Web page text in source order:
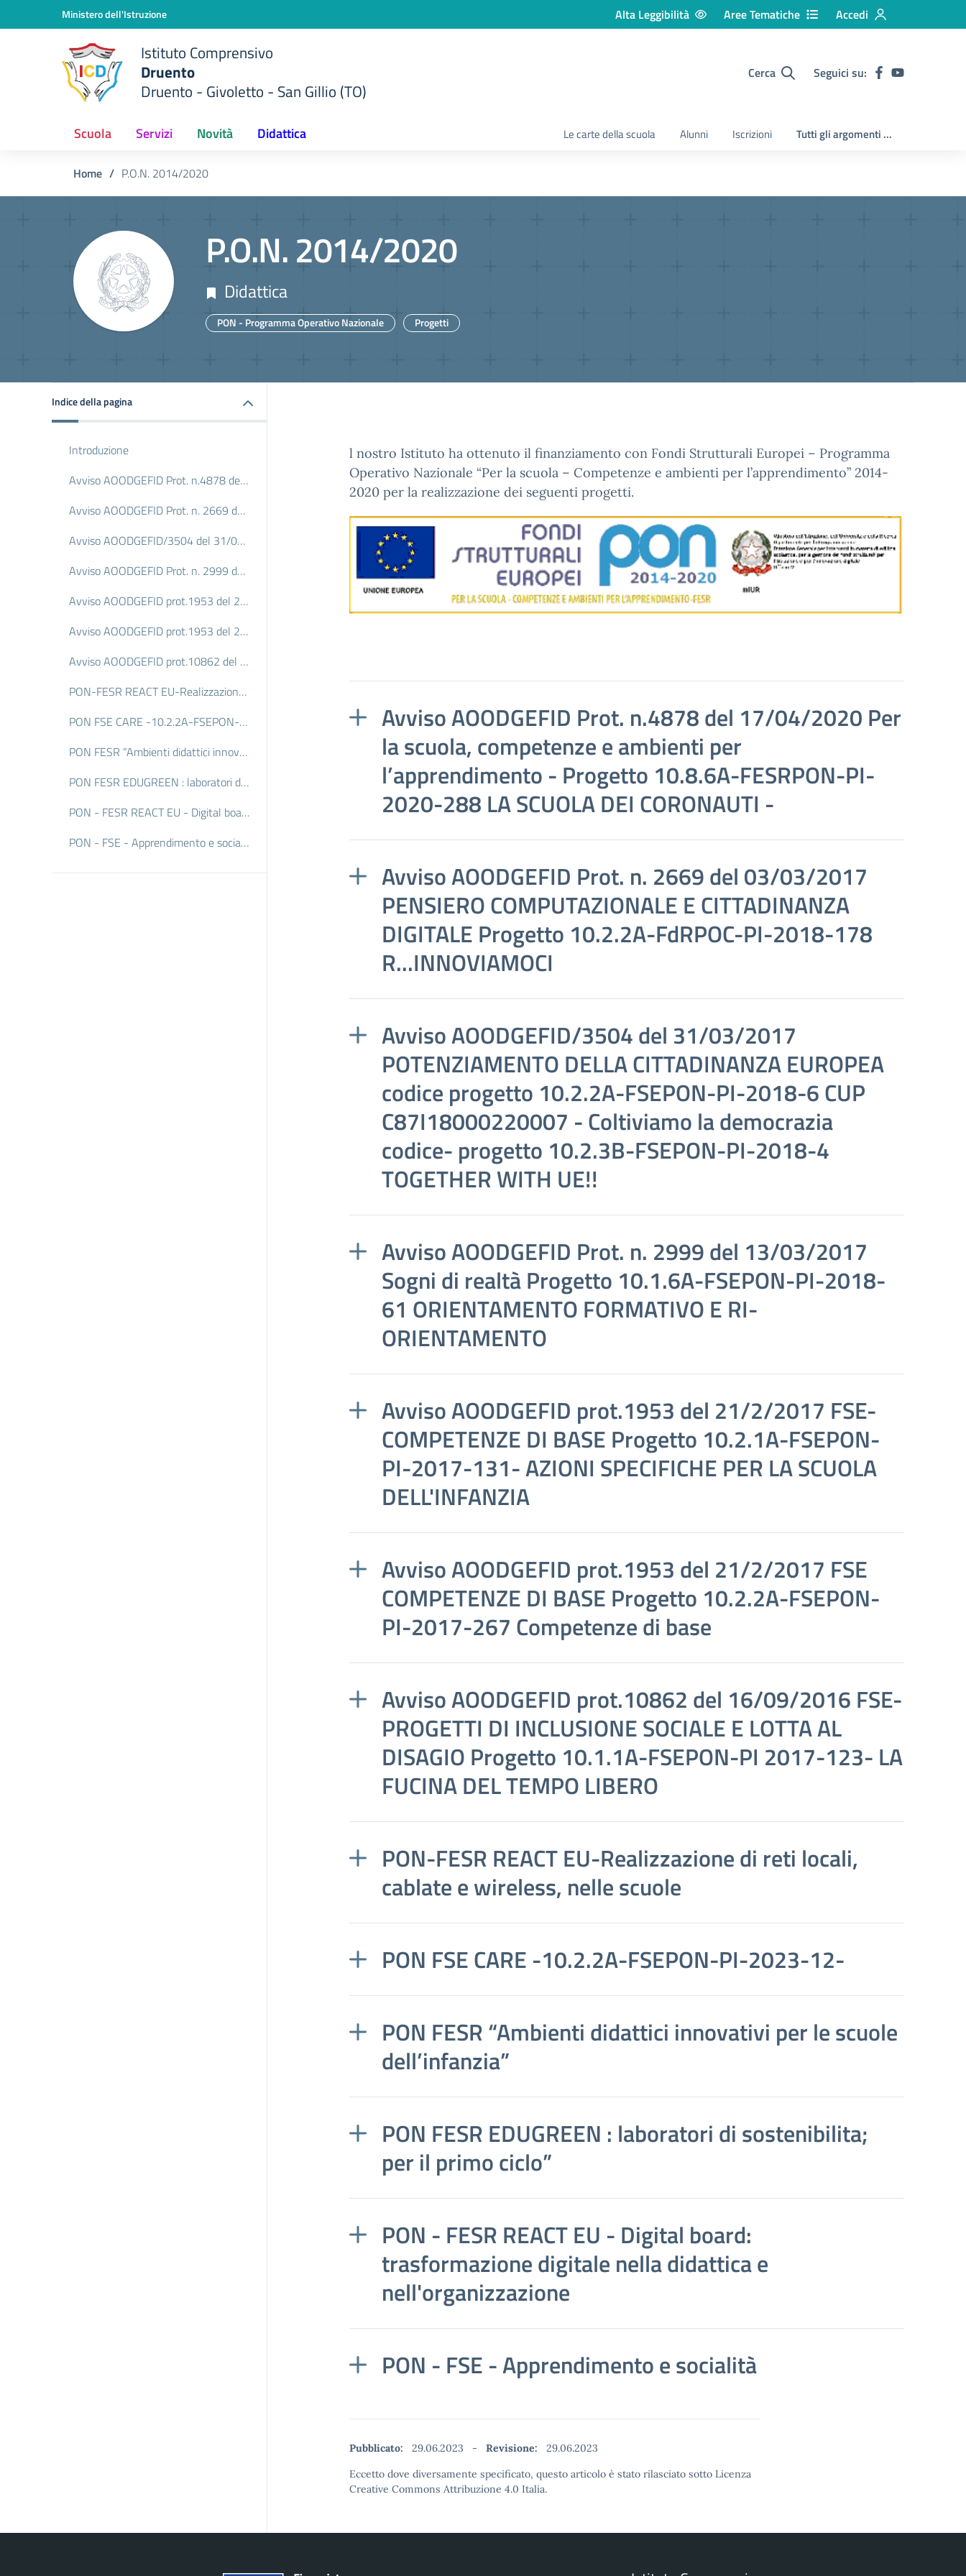
Vai ai contenuti
Vai al menu di navigazione
Ministero dell'Istruzione Alta Leggibilità Aree Tematiche Accedi
Istituto Comprensivo
Druento
Druento - Givoletto - San Gillio (TO)
Cerca Seguici su:
Scuola Servizi Novità Didattica Le carte della scuola Alunni Iscrizioni Tutti gli argomenti ...
Home / P.O.N. 2014/2020
P.O.N. 2014/2020
Didattica
PON - Programma Operativo Nazionale Progetti
Indice della pagina
Introduzione
Avviso AOODGEFID Prot. n.4878 del 17/04/2020 Per la scuola, competenze e ambienti per l’apprendimento - Progetto 10.8.6A-FESRPON-PI-2020-288 LA SCUOLA DEI CORONAUTI -
Avviso AOODGEFID Prot. n. 2669 del 03/03/2017 PENSIERO COMPUTAZIONALE E CITTADINANZA DIGITALE Progetto 10.2.2A-FdRPOC-PI-2018-178 R...INNOVIAMOCI
Avviso AOODGEFID/3504 del 31/03/2017 POTENZIAMENTO DELLA CITTADINANZA EUROPEA codice progetto 10.2.2A-FSEPON-PI-2018-6 CUP C87I18000220007 - Coltiviamo la democrazia codice- progetto 10.2.3B-FSEPON-PI-2018-4 TOGETHER WITH UE!!
Avviso AOODGEFID Prot. n. 2999 del 13/03/2017 Sogni di realtà Progetto 10.1.6A-FSEPON-PI-2018-61 ORIENTAMENTO FORMATIVO E RI-ORIENTAMENTO
Avviso AOODGEFID prot.1953 del 21/2/2017 FSE- COMPETENZE DI BASE Progetto 10.2.1A-FSEPON-PI-2017-131- AZIONI SPECIFICHE PER LA SCUOLA DELL'INFANZIA
Avviso AOODGEFID prot.1953 del 21/2/2017 FSE COMPETENZE DI BASE Progetto 10.2.2A-FSEPON-PI-2017-267 Competenze di base
Avviso AOODGEFID prot.10862 del 16/09/2016 FSE- PROGETTI DI INCLUSIONE SOCIALE E LOTTA AL DISAGIO Progetto 10.1.1A-FSEPON-PI 2017-123- LA FUCINA DEL TEMPO LIBERO
PON-FESR REACT EU-Realizzazione di reti locali, cablate e wireless, nelle scuole
PON FSE CARE -10.2.2A-FSEPON-PI-2023-12-
PON FESR “Ambienti didattici innovativi per le scuole dell’infanzia”
PON FESR EDUGREEN : laboratori di sostenibilita; per il primo ciclo”
PON - FESR REACT EU - Digital board: trasformazione digitale nella didattica e nell'organizzazione
PON - FSE - Apprendimento e socialità
l nostro Istituto ha ottenuto il finanziamento con Fondi Strutturali Europei – Programma
Operativo Nazionale “Per la scuola – Competenze e ambienti per l’apprendimento” 2014-
2020 per la realizzazione dei seguenti progetti.
Avviso AOODGEFID Prot. n.4878 del 17/04/2020 Per
la scuola, competenze e ambienti per
l’apprendimento - Progetto 10.8.6A-FESRPON-PI-
2020-288 LA SCUOLA DEI CORONAUTI -
Avviso AOODGEFID Prot. n. 2669 del 03/03/2017
PENSIERO COMPUTAZIONALE E CITTADINANZA
DIGITALE Progetto 10.2.2A-FdRPOC-PI-2018-178
R...INNOVIAMOCI
Avviso AOODGEFID/3504 del 31/03/2017
POTENZIAMENTO DELLA CITTADINANZA EUROPEA
codice progetto 10.2.2A-FSEPON-PI-2018-6 CUP
C87I18000220007 - Coltiviamo la democrazia
codice- progetto 10.2.3B-FSEPON-PI-2018-4
TOGETHER WITH UE!!
Avviso AOODGEFID Prot. n. 2999 del 13/03/2017
Sogni di realtà Progetto 10.1.6A-FSEPON-PI-2018-
61 ORIENTAMENTO FORMATIVO E RI-
ORIENTAMENTO
Avviso AOODGEFID prot.1953 del 21/2/2017 FSE-
COMPETENZE DI BASE Progetto 10.2.1A-FSEPON-
PI-2017-131- AZIONI SPECIFICHE PER LA SCUOLA
DELL'INFANZIA
Avviso AOODGEFID prot.1953 del 21/2/2017 FSE
COMPETENZE DI BASE Progetto 10.2.2A-FSEPON-
PI-2017-267 Competenze di base
Avviso AOODGEFID prot.10862 del 16/09/2016 FSE-
PROGETTI DI INCLUSIONE SOCIALE E LOTTA AL
DISAGIO Progetto 10.1.1A-FSEPON-PI 2017-123- LA
FUCINA DEL TEMPO LIBERO
PON-FESR REACT EU-Realizzazione di reti locali,
cablate e wireless, nelle scuole
PON FSE CARE -10.2.2A-FSEPON-PI-2023-12-
PON FESR “Ambienti didattici innovativi per le scuole
dell’infanzia”
PON FESR EDUGREEN : laboratori di sostenibilita;
per il primo ciclo”
PON - FESR REACT EU - Digital board:
trasformazione digitale nella didattica e
nell'organizzazione
PON - FSE - Apprendimento e socialità
Pubblicato: 29.06.2023 - Revisione:
29.06.2023
Eccetto dove diversamente specificato, questo articolo è stato rilasciato sotto Licenza
Creative Commons Attribuzione 4.0 Italia.